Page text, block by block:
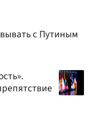
с Путиным